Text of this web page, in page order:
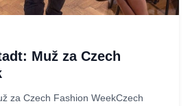
Muž za Czech
za Czech Fashion WeekCzech